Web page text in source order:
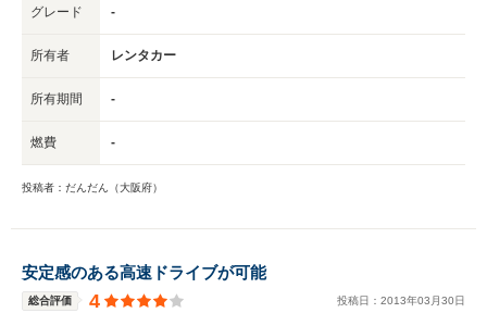
グレード -
所有者 レンタカー
所有期間 -
燃費 -
投稿者：だんだん（大阪府）
安定感のある高速ドライブが可能
総合評価 4 投稿日： 2013年03 月30日